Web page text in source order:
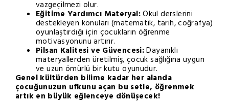
vazgeçilmezi olur.
Eğitime Yardımcı Materyal:Okul derslerini
destekleyen konuları (matematik, tarih, coğrafya)
oyunlaştırdığı için çocukların öğrenme
motivasyonunu artırır.
Pilsan Kalitesi ve Güvencesi:Dayanıklı
materyallerden üretilmiş, çocuk sağlığına uygun
ve uzun ömürlü bir kutu oyunudur.
Genel kültürden bilime kadar her alanda
çocuğunuzun ufkunu açan bu setle, öğrenmek
artık en büyük eğlenceye dönüşecek!